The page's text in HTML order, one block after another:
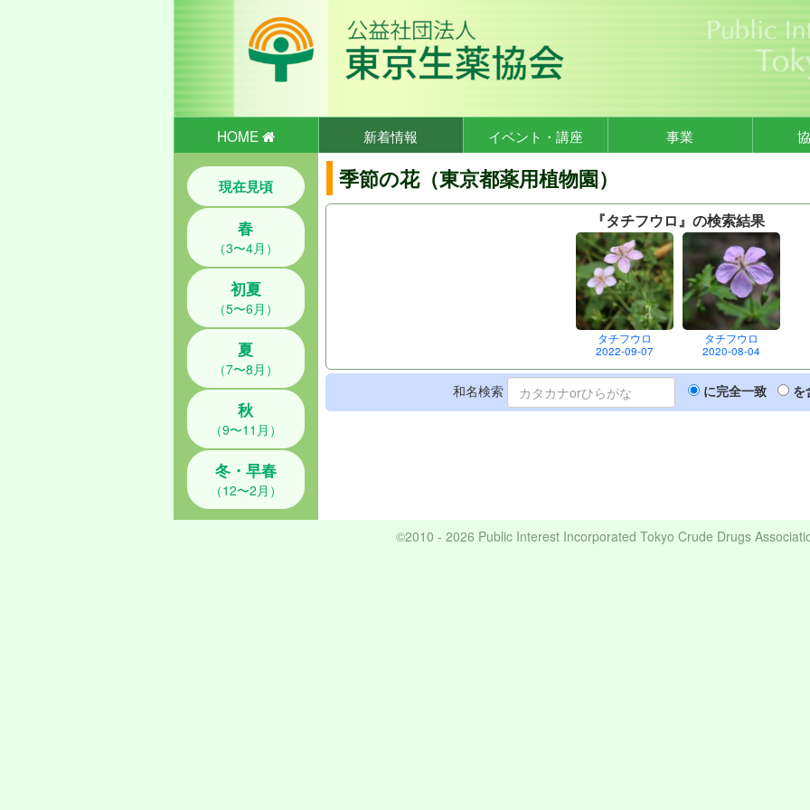
HOME 新着情報 イベント・講座 事業
現在見頃
春
（3〜4月）
初夏
（5〜6月）
夏
（7〜8月）
秋
（9〜11月）
冬・早春
（12〜2月）
季節の花（東京都薬用植物園）
『タチフウロ』の検索結果
タチフウロ
2022-09-07
タチフウロ
2020-08-04
和名検索 に完全一致 を
©2010 - 2026 Public Interest Incorporated Tokyo Crude Drugs